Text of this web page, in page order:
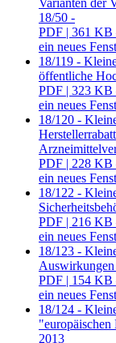
Varianten der
18/50 -
PDF | 361 KB
ein neues
18/119 -
öffentliche
PDF | 323 KB
ein neues
18/120 -
PDF | 228 KB
ein neues
18/122 -
PDF | 216 KB
ein neues
18/123 -
PDF | 154 KB
ein neues
18/124 -
2013